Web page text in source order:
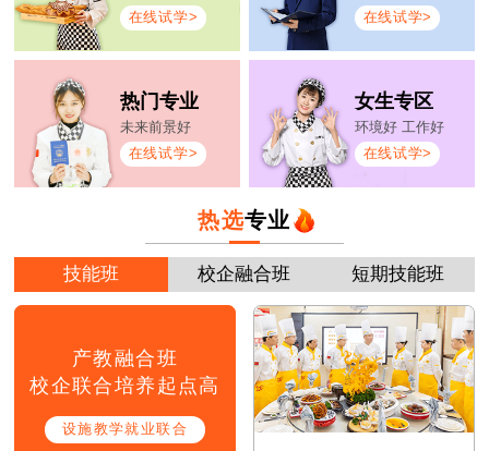
在线试学>
在线试学>
热门专业
未来前景好
在线试学>
女生专区
环境好 工作好
在线试学>
热选专业
技能班 校企融合班 短期技能班
产教融合班
校企联合培养起点高
设施教学就业联合